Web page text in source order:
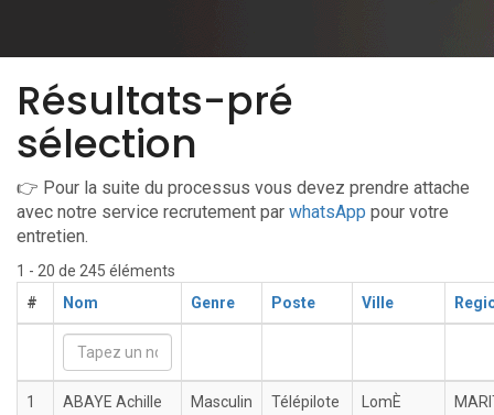
Résultats-pré
sélection
👉 Pour la suite du processus vous devez prendre attache
avec notre service recrutement par whatsApp pour votre
entretien.
1 - 20 de 245 éléments
#
Nom Genre Poste Ville
1 ABAYE Achille Masculin Télépilote LomÈ